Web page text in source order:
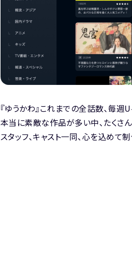
『ゆうかわ』これまでの全話数、毎週
本当に素敵な作品が多い中、たくさ
スタッフ、キャスト一同、心を込め